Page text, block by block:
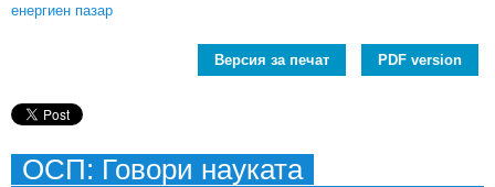
енергиен пазар
Версия за печат PDF version
ОСП: Говори науката